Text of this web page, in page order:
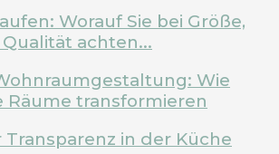
Worauf Sie bei Größe,
achten...
Wie
Räume transformieren
Transparenz in der Küche